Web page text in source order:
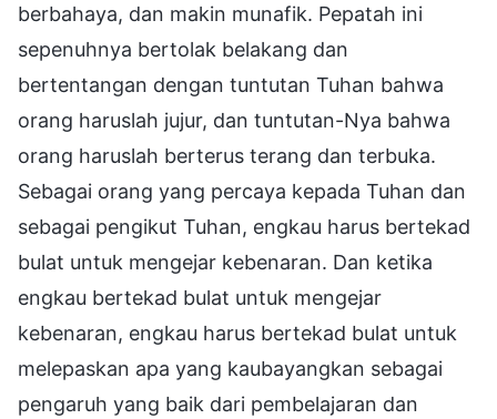
berbahaya, dan makin munafik. Pepatah ini
sepenuhnya bertolak belakang dan
bertentangan dengan tuntutan Tuhan bahwa
orang haruslah jujur, dan tuntutan-Nya bahwa
orang haruslah berterus terang dan terbuka.
Sebagai orang yang percaya kepada Tuhan dan
sebagai pengikut Tuhan, engkau harus bertekad
bulat untuk mengejar kebenaran. Dan ketika
engkau bertekad bulat untuk mengejar
kebenaran, engkau harus bertekad bulat untuk
melepaskan apa yang kaubayangkan sebagai
pengaruh yang baik dari pembelajaran dan